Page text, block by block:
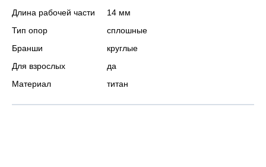
Длина рабочей части
14 мм
Тип опор
сплошные
Бранши
круглые
Для взрослых
да
Материал
титан